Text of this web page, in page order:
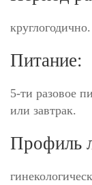
круглогодично.
Питание:
5-ти разовое
или завтрак.
Профиль